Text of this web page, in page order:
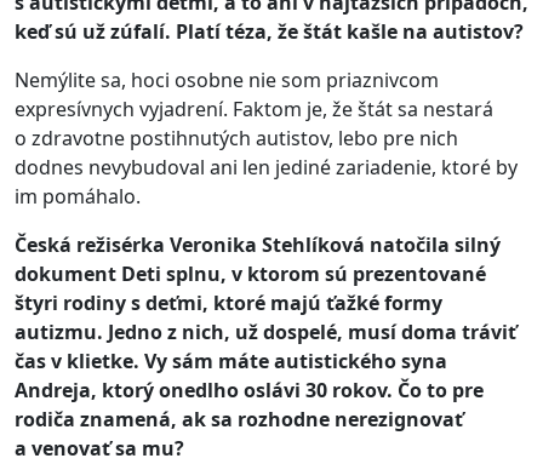
keď sú už zúfalí. Platí téza, že štát kašle na autistov?
Nemýlite sa, hoci osobne nie som priaznivcom
expresívnych vyjadrení. Faktom je, že štát sa nestará
o zdravotne postihnutých autistov, lebo pre nich
dodnes nevybudoval ani len jediné zariadenie, ktoré by
im pomáhalo.
Česká režisérka Veronika Stehlíková natočila silný
dokument Deti splnu, v ktorom sú prezentované
štyri rodiny s deťmi, ktoré majú ťažké formy
autizmu. Jedno z nich, už dospelé, musí doma tráviť
čas v klietke. Vy sám máte autistického syna
Andreja, ktorý onedlho oslávi 30 rokov. Čo to pre
rodiča znamená, ak sa rozhodne nerezignovať
a venovať sa mu?